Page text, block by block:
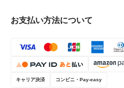
お支払い方法について
キャリア決済 コンビニ・Pay-easy